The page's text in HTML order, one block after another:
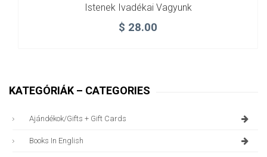
Istenek Ivadékai Vagyunk
$ 28.00
KATEGÓRIÁK – CATEGORIES
Ajándékok/gifts + Gift Cards
Books In English